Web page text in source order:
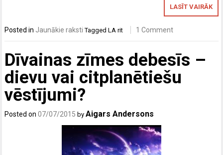
LASĪT VAIRĀK
Posted in Jaunākie raksti TaggedLA rit 1 Comment
Dīvainas zīmes debesīs –
dievu vai citplanētiešu
vēstījumi?
Posted on07/07/2015 byAigars Andersons